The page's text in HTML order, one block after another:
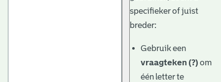
specifieker of juist
breder:
Gebruik een
vraagteken (?) om
één letter te